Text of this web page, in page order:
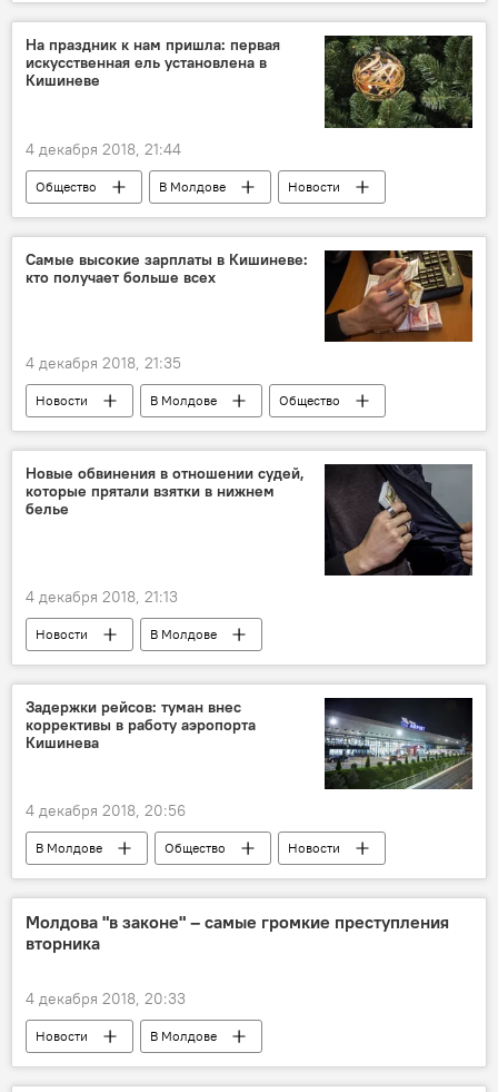
На праздник к нам пришла: первая
искусственная ель установлена в
Кишиневе
4 декабря 2018, 21:44
Общество В Молдове Новости
Самые высокие зарплаты в Кишиневе:
кто получает больше всех
4 декабря 2018, 21:35
Новости В Молдове Общество
Новые обвинения в отношении судей,
которые прятали взятки в нижнем
белье
4 декабря 2018, 21:13
Новости
В Молдове
Происшествия
Задержки рейсов: туман внес
коррективы в работу аэропорта
Кишинева
4 декабря 2018, 20:56
В Молдове Общество Новости
Молдова "в законе" – самые громкие преступления
вторника
4 декабря 2018, 20:33
Новости
В Молдове
Происшествия
Общество